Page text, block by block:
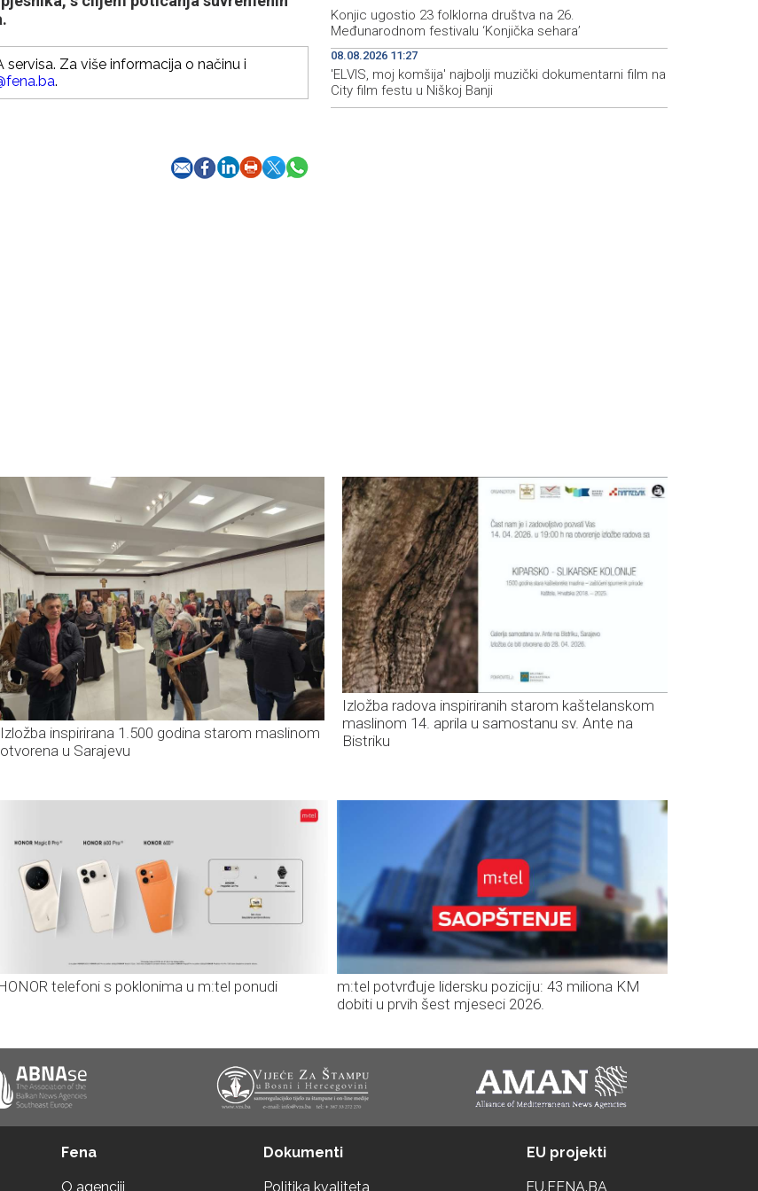
servisa. Za više informacija o načinu i
.
Konjic ugostio 23 folklorna društva na 26.
Međunarodnom festivalu ‘Konjička sehara’
08.08.2026 11:27
'ELVIS, moj komšija' najbolji muzički dokumentarni film na
City film festu u Niškoj Banji
Izložba inspirirana 1.500 godina starom maslinom
otvorena u Sarajevu
Izložba radova inspiriranih starom kaštelanskom
maslinom 14. aprila u samostanu sv. Ante na
Bistriku
telefoni s poklonima u m:tel ponudi
m:tel potvrđuje lidersku poziciju: 43 miliona KM
dobiti u prvih šest mjeseci 2026.
Fena
O agenciji
Dokumenti
Politika kvaliteta
EU projekti
EU.FENA.BA